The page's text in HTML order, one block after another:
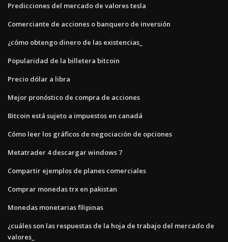
Predicciones del mercado de valores tesla
Comerciante de acciones o banquero de inversión
¿cómo obtengo dinero de las existencias_
Popularidad de la billetera bitcoin
Precio dólar a libra
Mejor pronóstico de compra de acciones
Bitcoin está sujeto a impuestos en canadá
Cómo leer los gráficos de negociación de opciones
Metatrader 4 descargar windows 7
Compartir ejemplos de planes comerciales
Comprar monedas trx en pakistan
Monedas monetarias filipinas
¿cuáles son las respuestas de la hoja de trabajo del mercado de
valores_